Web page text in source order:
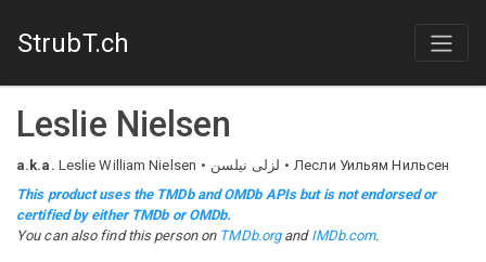
StrubT.ch
Leslie Nielsen
a.k.a. Leslie William Nielsen لزلی نیلسن
Лесли Уильям Нильсен
This product uses the TMDb and OMDb APIs but is not endorsed or
certified by either TMDb or OMDb.
You can also find this person on TMDb.organd IMDb.com.